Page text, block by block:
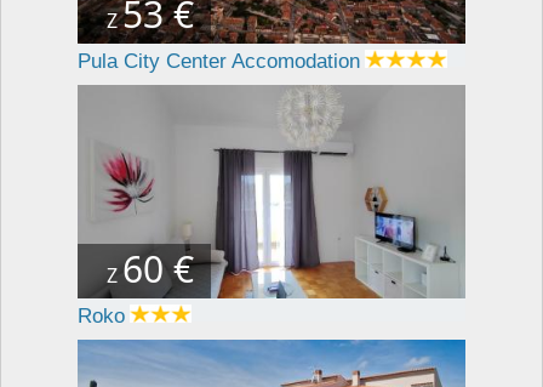
Z53 €
Pula City Center Accomodation
Z60 €
Roko